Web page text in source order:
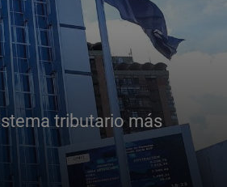
tributario más